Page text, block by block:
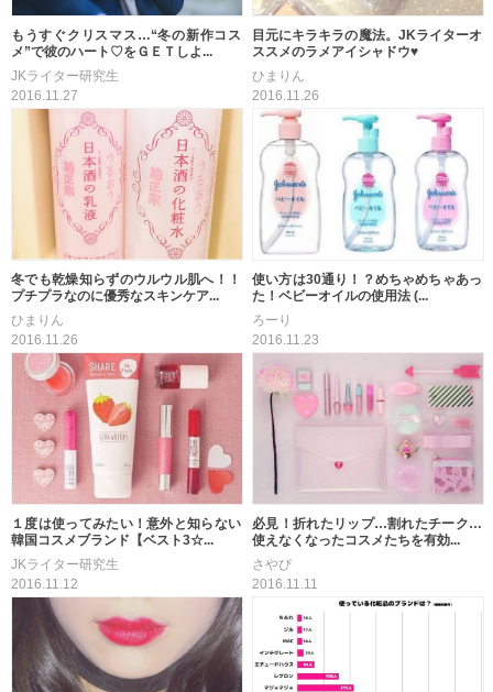
もうすぐクリスマス…“冬の新作コス
メ”で彼のハート♡をＧＥＴしよ...
JKライター研究生
2016.11.27
目元にキラキラの魔法。JKライターオ
ススメのラメアイシャドウ♥
ひまりん
2016.11.26
冬でも乾燥知らずのウルウル肌へ！！
プチプラなのに優秀なスキンケア...
ひまりん
2016.11.26
使い方は30通り！？めちゃめちゃあっ
た！ベビーオイルの使用法 (...
ろーり
2016.11.23
１度は使ってみたい！意外と知らない
韓国コスメブランド【ベスト3☆...
JKライター研究生
2016.11.12
必見！折れたリップ…割れたチーク…
使えなくなったコスメたちを有効...
さやぴ
2016.11.11